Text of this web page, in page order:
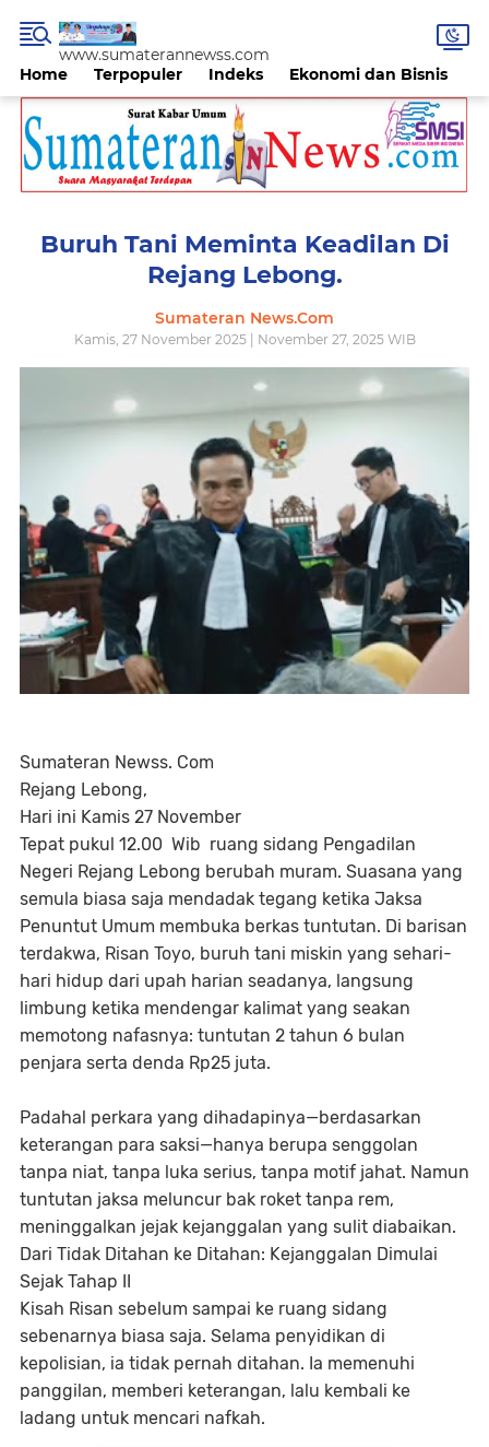
Home Terpopuler Indeks Ekonomi dan Bisnis
www.sumaterannewss.com
Buruh Tani Meminta Keadilan Di
Rejang Lebong.
Sumateran News.Com
Kamis, 27 November 2025 | November 27, 2025 WIB
Sumateran Newss. Com
Rejang Lebong,
Hari ini Kamis 27 November
Tepat pukul 12.00 Wib ruang sidang Pengadilan
Negeri Rejang Lebong berubah muram. Suasana yang
semula biasa saja mendadak tegang ketika Jaksa
Penuntut Umum membuka berkas tuntutan. Di barisan
terdakwa, Risan Toyo, buruh tani miskin yang sehari-
hari hidup dari upah harian seadanya, langsung
limbung ketika mendengar kalimat yang seakan
memotong nafasnya: tuntutan 2 tahun 6 bulan
penjara serta denda Rp25 juta.
Padahal perkara yang dihadapinya—berdasarkan
keterangan para saksi—hanya berupa senggolan
tanpa niat, tanpa luka serius, tanpa motif jahat. Namun
tuntutan jaksa meluncur bak roket tanpa rem,
meninggalkan jejak kejanggalan yang sulit diabaikan.
Dari Tidak Ditahan ke Ditahan: Kejanggalan Dimulai
Sejak Tahap II
Kisah Risan sebelum sampai ke ruang sidang
sebenarnya biasa saja. Selama penyidikan di
kepolisian, ia tidak pernah ditahan. Ia memenuhi
panggilan, memberi keterangan, lalu kembali ke
ladang untuk mencari nafkah.